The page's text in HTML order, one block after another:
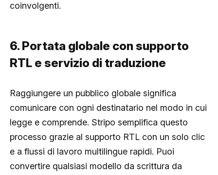
coinvolgenti.
6. Portata globale con supporto
RTL e servizio di traduzione
Raggiungere un pubblico globale significa
comunicare con ogni destinatario nel modo in cui
legge e comprende. Stripo semplifica questo
processo grazie al supporto RTL con un solo clic
e a flussi di lavoro multilingue rapidi. Puoi
convertire qualsiasi modello da scrittura da